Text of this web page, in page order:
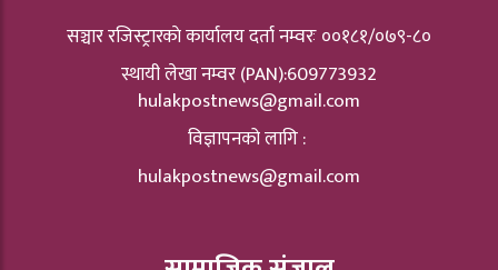
सञ्चार रजिस्ट्रारकाे कार्यालय दर्ता नम्वरः ००१८१/०७९-८०
स्थायी लेखा नम्वर (PAN):609773932
hulakpostnews@gmail.com
विज्ञापनको लागि :
hulakpostnews@gmail.com